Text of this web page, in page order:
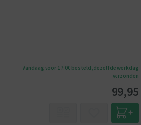
Vandaag voor 17:00 besteld, dezelfde werkdag
verzonden
99,95